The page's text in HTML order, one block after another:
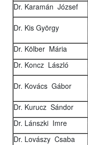
Dr. Karamán József
Dr. Kis György
Dr. Kölber Mária
Dr. Koncz László
Dr. Kovács Gábor
Dr. Kurucz Sándor
Dr. Lánszki Imre
Dr. Lovászy Csaba